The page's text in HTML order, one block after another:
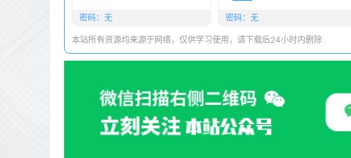
密码：无 密码：无
本站所有资源均来源于网络，仅供学习使用，请下载后24小时内删除